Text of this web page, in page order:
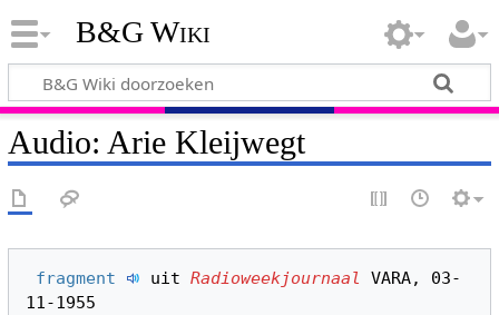
B&G Wiki
Audio: Arie Kleijwegt
fragment uit Radioweekjournaal
VARA, 03-